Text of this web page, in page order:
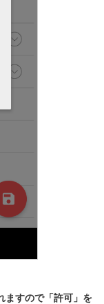
ますので「許可」を